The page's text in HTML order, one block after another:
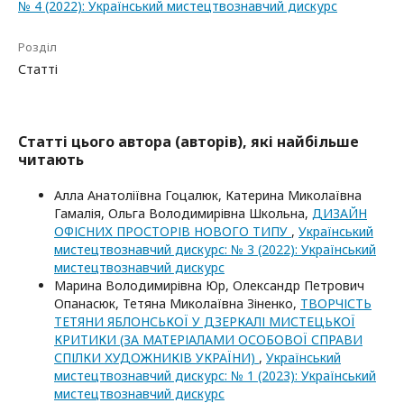
№ 4 (2022): Український мистецтвознавчий дискурс
Розділ
Статті
Статті цього автора (авторів), які найбільше
читають
Алла Анатоліївна Гоцалюк, Катерина Миколаївна
Гамалія, Ольга Володимирівна Школьна, ДИЗАЙН
ОФІСНИХ ПРОСТОРІВ НОВОГО ТИПУ , Український
мистецтвознавчий дискурс: № 3 (2022): Український
мистецтвознавчий дискурс
Марина Володимирівна Юр, Олександр Петрович
Опанасюк, Тетяна Миколаївна Зіненко, ТВОРЧІСТЬ
ТЕТЯНИ ЯБЛОНСЬКОЇ У ДЗЕРКАЛІ МИСТЕЦЬКОЇ
КРИТИКИ (ЗА МАТЕРІАЛАМИ ОСОБОВОЇ СПРАВИ
СПІЛКИ ХУДОЖНИКІВ УКРАЇНИ) , Український
мистецтвознавчий дискурс: № 1 (2023): Український
мистецтвознавчий дискурс